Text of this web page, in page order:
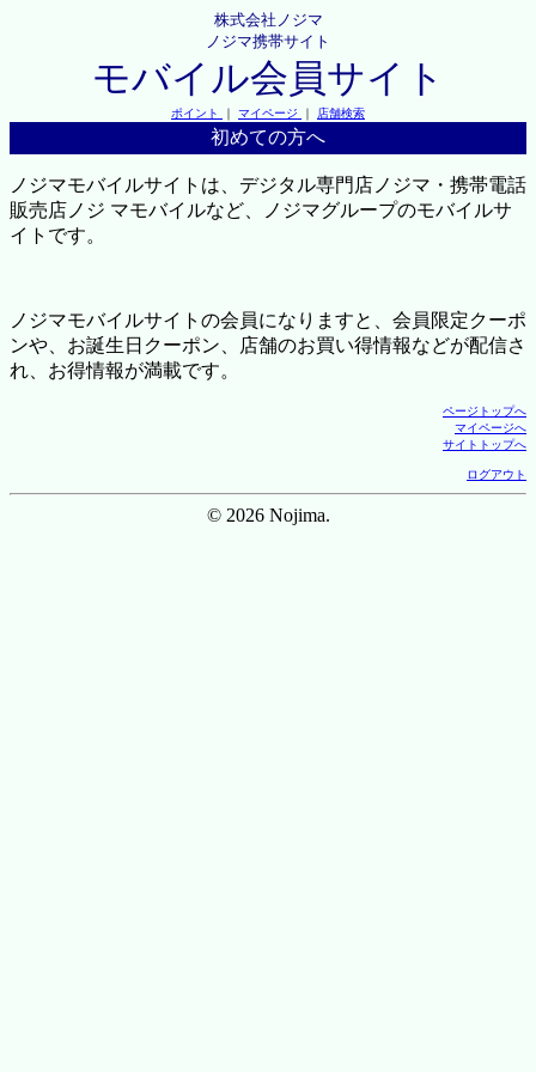
株式会社ノジマ
ノジマ携帯サイト
モバイル会員サイト
ポイント ｜ マイページ ｜ 店舗検索
初めての方へ
ノジマモバイルサイトは、デジタル専門店ノジマ・携帯電話
販売店ノジ マモバイルなど、ノジマグループのモバイルサ
イトです。
ノジマモバイルサイトの会員になりますと、会員限定クーポ
ンや、お誕生日クーポン、店舗のお買い得情報などが配信さ
れ、お得情報が満載です。
ページトップへ
マイページへ
サイトトップへ
ログアウト
© 2026 Nojima.